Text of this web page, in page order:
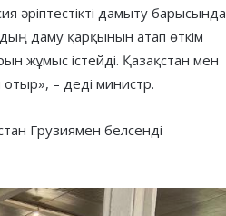
әріптестікті дамыту барысында
даму қарқынын атап өткім
жұмыс істейді. Қазақстан мен
– деді министр.
Грузиямен белсенді